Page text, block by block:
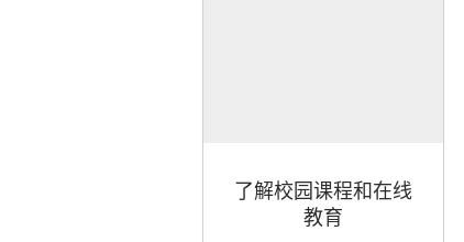
了解校园课程和在线
教育